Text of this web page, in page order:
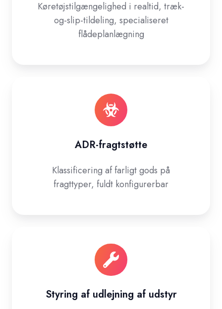
Køretøjstilgængelighed i realtid, træk-
og-slip-tildeling, specialiseret
flådeplanlægning
ADR-fragtstøtte
Klassificering af farligt gods på
fragttyper, fuldt konfigurerbar
Styring af udlejning af udstyr